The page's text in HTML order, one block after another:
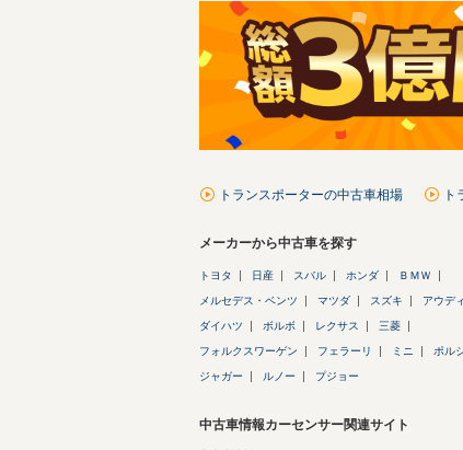
トランスポーターの中古車相場 ト
メーカーから中古車を探す
トヨタ 日産 スバル ホンダ ＢＭＷ
メルセデス・ベンツ マツダ スズキ アウディ
ダイハツ ボルボ レクサス 三菱
フォルクスワーゲン フェラーリ ミニ ポル
ジャガー ルノー プジョー
中古車情報カーセンサー関連サイト